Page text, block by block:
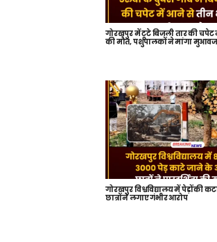
गोरखपुर में टूटे बिजली तार की
की मौत, पशुपालकों ने मांगा
गोरखपुर विश्वविद्यालय में पेड़ों की
छात्रों ने लगाए गंभीर आरोप